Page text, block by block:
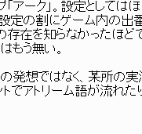
アーク」。設定として
設定の割にゲーム内の
存在を知らなかったほど
もう無い。
の発想ではなく、某所の
でアトリーム語が流れた